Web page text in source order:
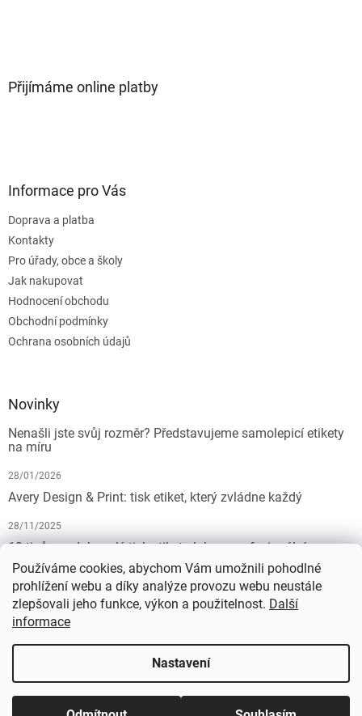
Používáme cookies, abychom Vám umožnili pohodlné
prohlížení webu a díky analýze provozu webu neustále
zlepšovali jeho funkce, výkon a použitelnost. Další
informace
Nastavení
Přijímáme online platby
Informace pro Vás
Doprava a platba
Kontakty
Pro úřady, obce a školy
Jak nakupovat
Hodnocení obchodu
Obchodní podmínky
Ochrana osobních údajů
Novinky
Nenašli jste svůj rozměr? Představujeme samolepicí etikety
na míru
28/01/2026
Avery Design & Print: tisk etiket, který zvládne každý
28/11/2025
10 tipů pro dokonalý tisk etiket: Jak na profesionální
výsledek bez starostí
19/07/2025
KALEDA, a.s. | etikety-stitky.cz